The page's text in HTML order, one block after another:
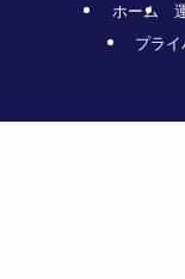
ホーム
プラ